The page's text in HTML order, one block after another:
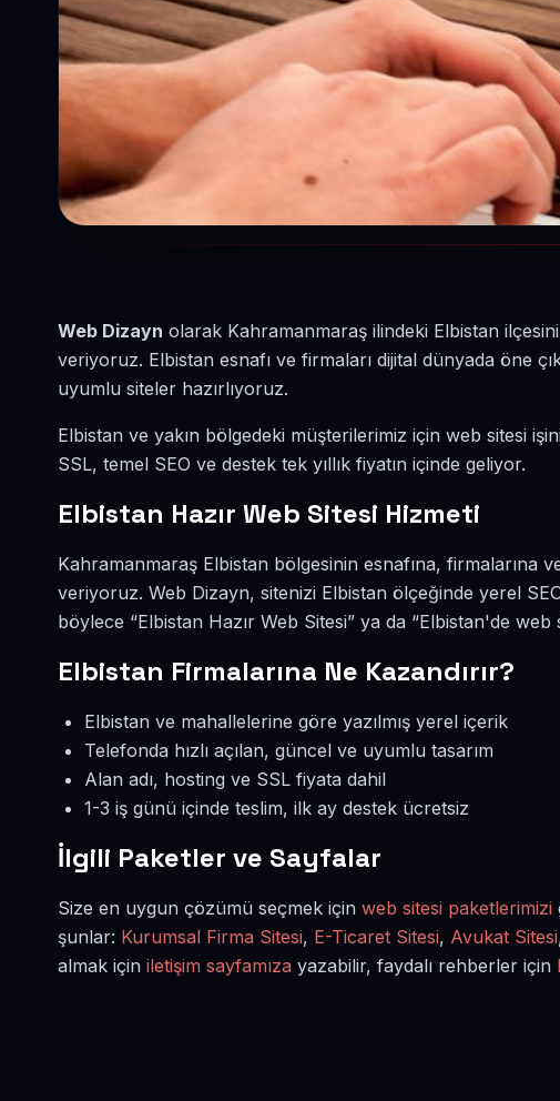
Web Dizayn olarak Kahramanmaraş ilindeki Elbistan
veriyoruz. Elbistan esnafı ve firmaları dijital dünyada öne
uyumlu siteler hazırlıyoruz.
Elbistan ve yakın bölgedeki müşterilerimiz için web sitesi
SSL, temel SEO ve destek tek yıllık fiyatın içinde geliyor.
Elbistan Hazır Web Sitesi Hizmeti
Kahramanmaraş Elbistan bölgesinin esnafına, firmalarına
veriyoruz. Web Dizayn, sitenizi Elbistan ölçeğinde yerel
böylece “Elbistan Hazır Web Sitesi” ya da “Elbistan'de
Elbistan Firmalarına Ne Kazandırır?
Elbistan ve mahallelerine göre yazılmış yerel içerik
Telefonda hızlı açılan, güncel ve uyumlu tasarım
Alan adı, hosting ve SSL fiyata dahil
1-3 iş günü içinde teslim, ilk ay destek ücretsiz
İlgili Paketler ve Sayfalar
Size en uygun çözümü seçmek için web sitesi paketlerimizi
şunlar: Kurumsal Firma Sitesi, E-Ticaret Sitesi, Avukat Sitesi
almak için iletişim sayfamıza yazabilir, faydalı rehberler için